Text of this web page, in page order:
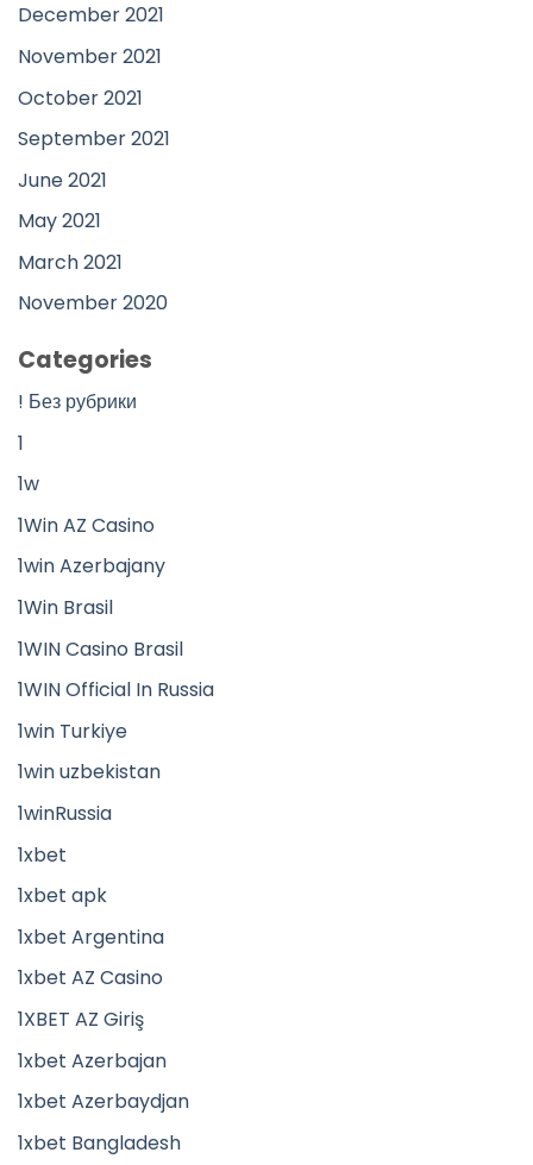
December 2021
November 2021
October 2021
September 2021
June 2021
May 2021
March 2021
November 2020
Categories
! Без рубрики
1
1w
1Win AZ Casino
1win Azerbajany
1Win Brasil
1WIN Casino Brasil
1WIN Official In Russia
1win Turkiye
1win uzbekistan
1winRussia
1xbet
1xbet apk
1xbet Argentina
1xbet AZ Casino
1XBET AZ Giriş
1xbet Azerbajan
1xbet Azerbaydjan
1xbet Bangladesh